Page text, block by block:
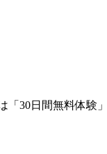
30日間無料体験」